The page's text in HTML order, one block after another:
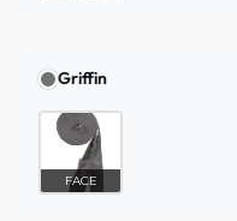
Griffin
FACE